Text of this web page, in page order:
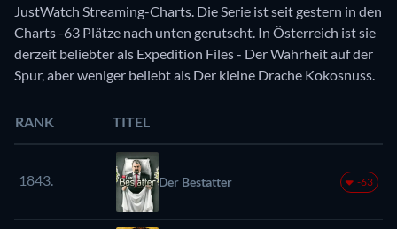
JustWatch Streaming-Charts. Die Serie ist seit gestern in den
Charts -63 Plätze nach unten gerutscht. In Österreich ist sie
derzeit beliebter als Expedition Files - Der Wahrheit auf der
Spur, aber weniger beliebt als Der kleine Drache Kokosnuss.
RANK TITEL
1843. Der Bestatter -63